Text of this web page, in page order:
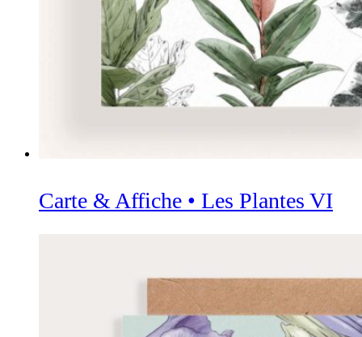
Carte & Affiche • Les Plantes VI